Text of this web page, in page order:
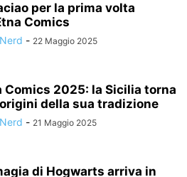
per la prima volta
Comics
- 22 Maggio 2025
Comics 2025: la Sicilia torna
della sua tradizione
- 21 Maggio 2025
di Hogwarts arriva in